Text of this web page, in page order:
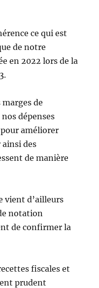
ce qui est
de notre
en 2022 lors de la
de
dépenses
améliorer
des
de manière
vient d’ailleurs
notation
de confirmer la
fiscales et
prudent